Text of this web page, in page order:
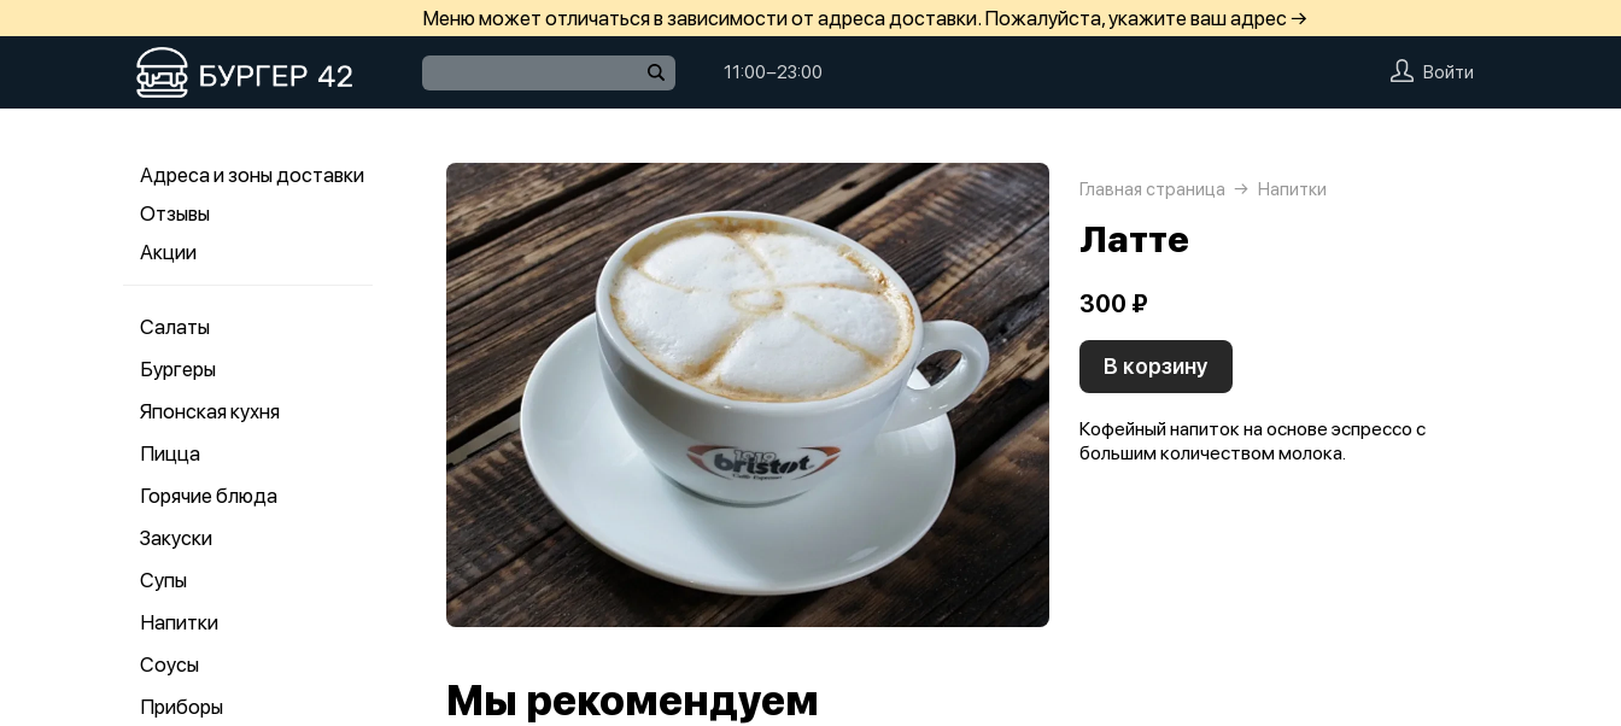
Меню может отличаться в зависимости от адреса доставки. Пожалуйста, укажите ваш адрес →
11:00−23:00 Войти
Адреса и зоны доставки
Отзывы
Акции
Салаты
Бургеры
Японская кухня
Пицца
Горячие блюда
Закуски
Супы
Напитки
Соусы
Приборы
Главная страница Напитки
Латте
300 ₽
В корзину
Кофейный напиток на основе эспрессо с
большим количеством молока.
Мы рекомендуем